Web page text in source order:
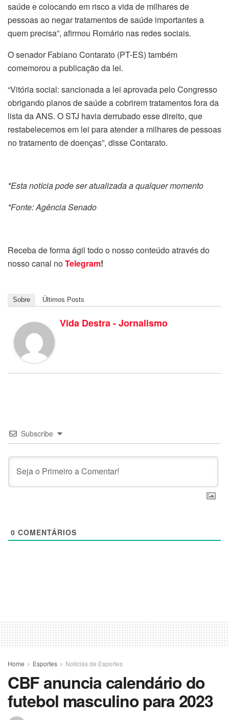
saúde e colocando em risco a vida de milhares de
pessoas ao negar tratamentos de saúde importantes a
quem precisa”, afirmou Romário nas redes sociais.
O senador Fabiano Contarato (PT-ES) também
comemorou a publicação da lei.
“Vitória social: sancionada a lei aprovada pelo Congresso
obrigando planos de saúde a cobrirem tratamentos fora da
lista da ANS. O STJ havia derrubado esse direito, que
restabelecemos em lei para atender a milhares de pessoas
no tratamento de doenças”, disse Contarato.
*Esta notícia pode ser atualizada a qualquer momento
*Fonte: Agência Senado
Receba de forma ágil todo o nosso conteúdo através do
nosso canal noTelegram!
Sobre Últimos Posts
Vida Destra - Jornalismo
Subscribe
0 COMENTÁRIOS
Home Esportes Notícias de Esportes
CBF anuncia calendário do
futebol masculino para 2023